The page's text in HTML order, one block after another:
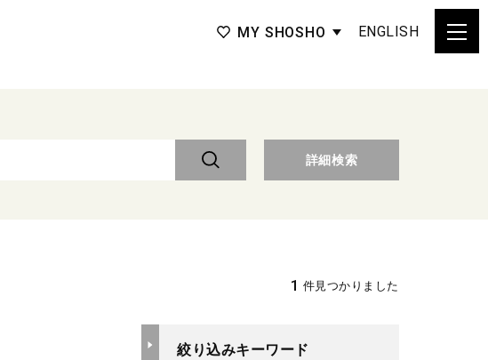
MY SHOSHO ENGLISH
詳細検索
1 件見つかりました
絞り込みキーワード